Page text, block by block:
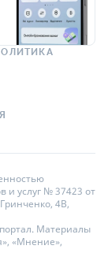
и услуг № 37423 от
4В,
Материалы
«Мнение»,